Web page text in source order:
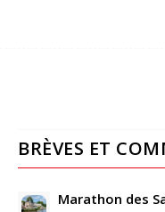
BRÈVES ET
Marathon des